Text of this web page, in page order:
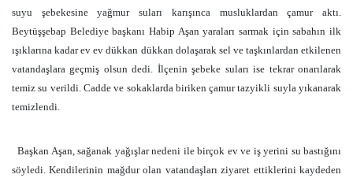
suyu şebekesine yağmur suları karışınca musluklardan çamur aktı.
Beytüşşebap Belediye başkanı Habip Aşan yaraları sarmak için sabahın ilk
ışıklarına kadar ev ev dükkan dükkan dolaşarak sel ve taşkınlardan etkilenen
vatandaşlara geçmiş olsun dedi. İlçenin şebeke suları ise tekrar onarılarak
temiz su verildi. Cadde ve sokaklarda biriken çamur tazyikli suyla yıkanarak
temizlendi.
Başkan Aşan, sağanak yağışlar nedeni ile birçok ev ve iş yerini su bastığını
söyledi. Kendilerinin mağdur olan vatandaşları ziyaret ettiklerini kaydeden